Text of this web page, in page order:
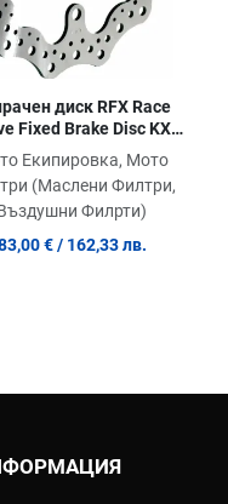
диск RFX Race
Fixed Brake Disc KX
125/250F/450F
Екипировка, Мото
(Маслени Филтри,
Филрти)
€ / 162,33 лв.